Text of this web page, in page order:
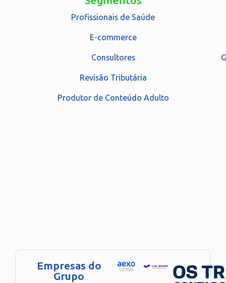
Profissionais de Saúde
E-commerce
Consultores
Revisão Tributária
Produtor de Conteúdo Adulto
Empresas do
Grupo